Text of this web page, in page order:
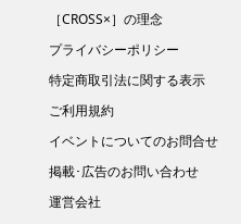
［CROSS×］の理念
プライバシーポリシー
特定商取引法に関する表示
ご利用規約
イベントについてのお問合せ
掲載･広告のお問い合わせ
運営会社